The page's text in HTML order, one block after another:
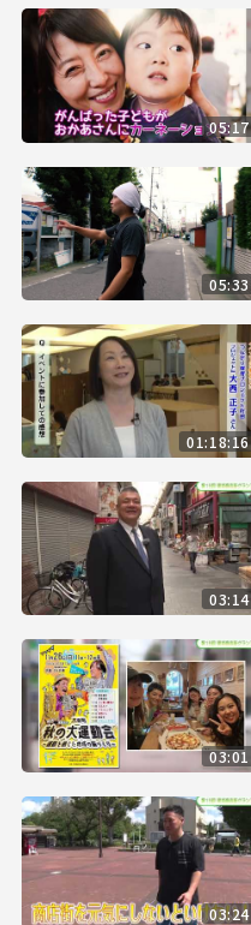
05:17
05:33
01:18:16
03:14
03:01
03:24